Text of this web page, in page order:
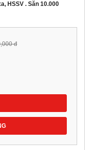
HSSV . Săn 10.000
đ